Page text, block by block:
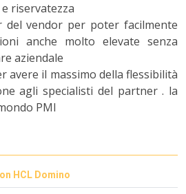
riservatezza
del vendor per poter facilmente
anche molto elevate senza
aziendale
avere il massimo della flessibilità
agli specialisti del partner . la
PMI
HCL Domino